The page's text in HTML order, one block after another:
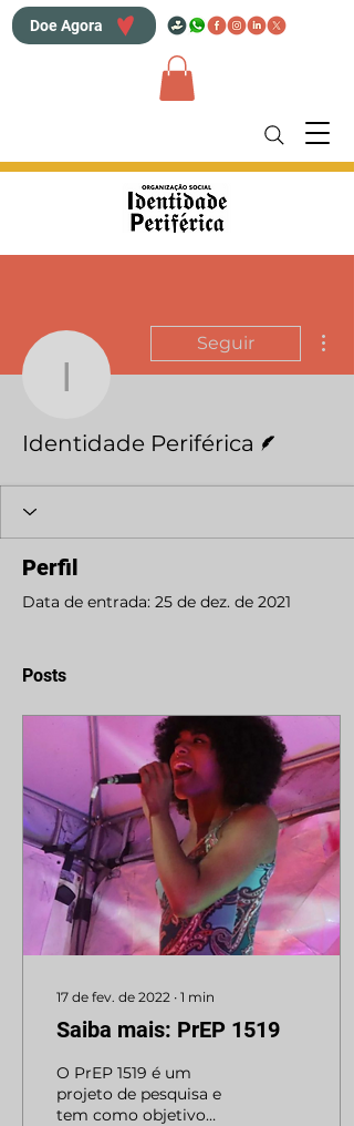
Doe Agora
Identidade
Seguir
Identidade Periférica
Perfil
Data de entrada: 25 de dez. de 2021
Posts
17 de fev. de 2022 ∙ 1 min
Saiba mais: PrEP 1519
O PrEP 1519 é um
projeto de pesquisa e
tem como objetivo